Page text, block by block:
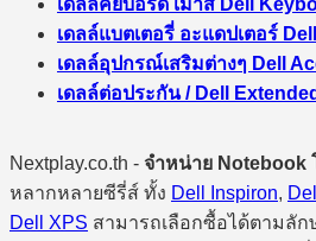
เดลล์คีย์บอร์ด เมาส์ Dell
เดลล์แบตเตอรี่ อะแดปเตอร์
เดลล์อุปกรณ์เสริมต่างๆ Dell
เดลล์ต่อประกัน / Dell
Nextplay.co.th - จำหน่าย Notebook
หลากหลายซีรี่ส์ ทั้ง Dell Inspiron,
Dell XPS สามารถเลือกซื้อได้ตามลั